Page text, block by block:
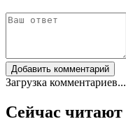
Добавить комментарий
Загрузка комментариев...
Сейчас читают